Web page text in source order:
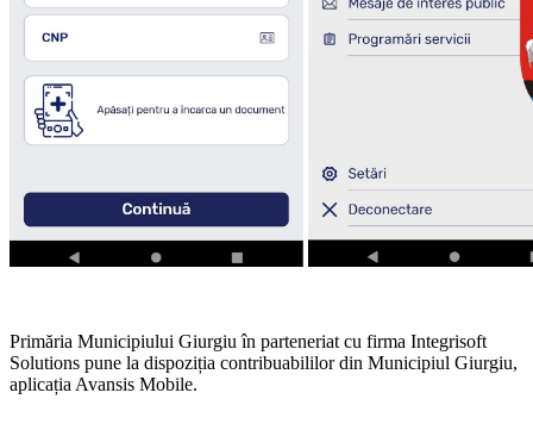
Primăria Municipiului Giurgiu în parteneriat cu firma Integrisoft
Solutions pune la dispoziția contribuabililor din Municipiul Giurgiu,
aplicația Avansis Mobile.